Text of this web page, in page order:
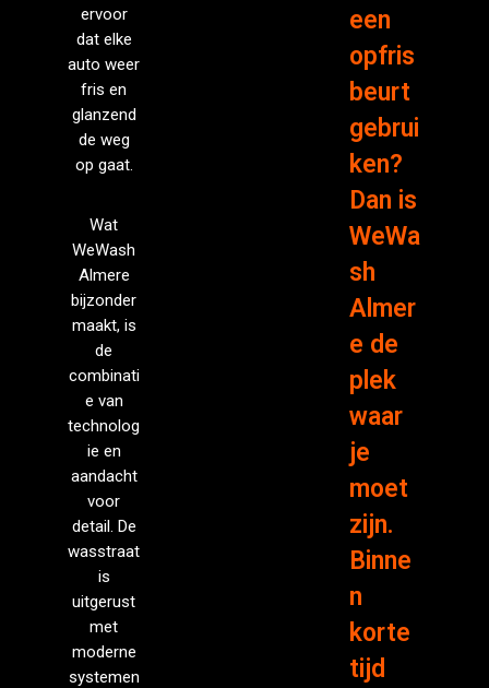
ervoor
dat elke
auto weer
fris en
glanzend
de weg
op gaat.
Wat
WeWash
Almere
bijzonder
maakt, is
de
combinati
e van
technolog
ie en
aandacht
voor
detail. De
wasstraat
is
uitgerust
met
moderne
systemen
een
opfris
beurt
gebrui
ken?
Dan is
WeWa
sh
Almer
e de
plek
waar
je
moet
zijn.
Binne
n
korte
tijd